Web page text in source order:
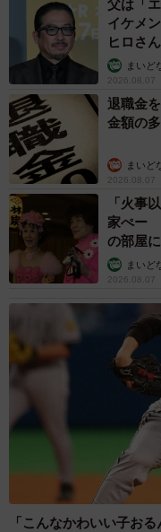
しておこうという人
んか？
蛍光灯（ランプ）自体
でご使用頂けますが、
品同様に経年使用での
頂いた蛍光灯器具だと
換によるＬＥＤ化を推
──照明器具も電化製品
ね。
照明器具の事故で最
のです。市販されてい
も組み合わせを誤らな
品同様に、照明器具に
プ交換のみではこの故
たままとなります。過
リスクが高まりますの
Ｄ化を推奨しています
※多くの家電製品同様
父は「
イケメ
ヒロさ
まいど
2026.08.07
退職金
金額の
まいど
2026.08.07
「火事
家ぺー
の部屋
まいど
2026.08.07
「こんなかわいい子お